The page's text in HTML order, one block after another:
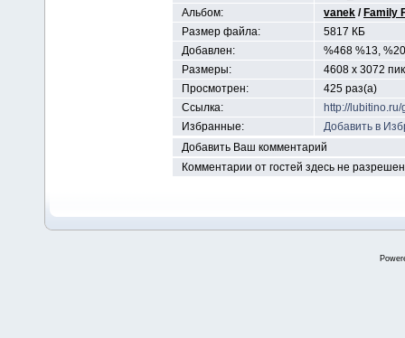
Альбом:
vanek / Family
Размер файла:
5817 КБ
Добавлен:
%468 %13,
Размеры:
4608 x 3072
Просмотрен:
425 раз(а)
Ссылка:
http://
Избранные:
Добавить в
Добавить Ваш комментарий
Комментарии от гостей здесь не